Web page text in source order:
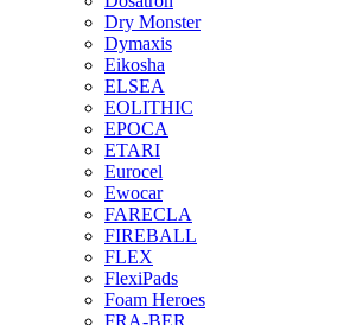
Dry Monster
Dymaxis
Eikosha
ELSEA
EOLITHIC
EPOCA
ETARI
Eurocel
Ewocar
FARECLA
FIREBALL
FLEX
FlexiPads
Foam Heroes
FRA-BER